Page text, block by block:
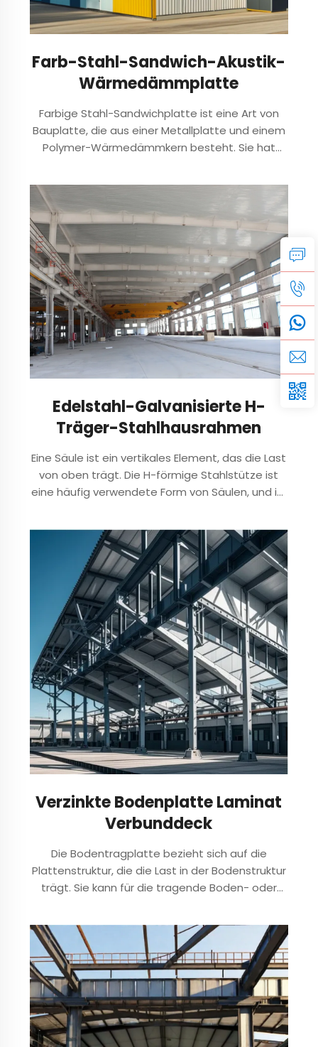
Farb-Stahl-Sandwich-Akustik-
Wärmedämmplatte
Farbige Stahl-Sandwichplatte ist eine Art von
Bauplatte, die aus einer Metallplatte und einem
Polymer-Wärmedämmkern besteht. Sie hat
Farbige Stahl-Sandwichplatte, Farbige Stahl-
Rockwool-Sandwichplatte, echtes Goldblatt und
gl...
Edelstahl-Galvanisierte H-
Träger-Stahlhausrahmen
Eine Säule ist ein vertikales Element, das die Last
von oben trägt. Die H-förmige Stahlstütze ist
eine häufig verwendete Form von Säulen, und ihr
von H-förmigen Stahlstützen sind: 1.Hohe
Tragfähigkeit ...
Verzinkte Bodenplatte Laminat
Verbunddeck
Die Bodentragplatte bezieht sich auf die
Plattenstruktur, die die Last in der Bodenstruktur
trägt. Sie kann für die tragende Boden- oder
werden, kann stabile Unterstützung und vertikale
Lastübertragungsfunktionen bieten, eine große
Menge an...